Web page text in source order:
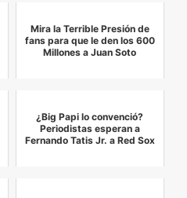
Mira la Terrible Presión de
fans para que le den los 600
Millones a Juan Soto
¿Big Papi lo convenció?
Periodistas esperan a
Fernando Tatis Jr. a Red Sox